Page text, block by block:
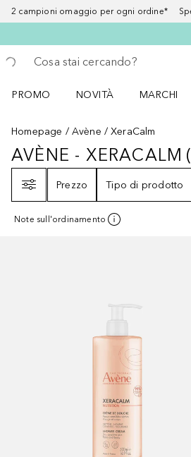
2 campioni omaggio per ogni ordine*
Torna indietro
Esegui ricerca
PROMO
NOVITÀ
MARCHI
Homepage Avène XeraCalm
AVÈNE -
AVÈNE - XERACALM (
Prezzo
Tipo di prodotto
Note sull'ordinamento